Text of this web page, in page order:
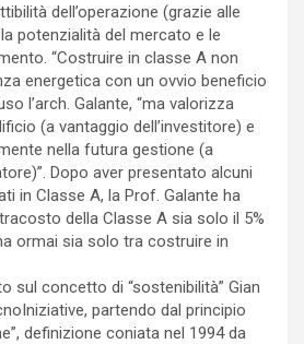
dell’operazione (grazie alle
potenzialità del mercato e le
“Costruire in classe A non
energetica con un ovvio beneficio
l’arch. Galante, “ma valorizza
(a vantaggio dell’investitore) e
nella futura gestione (a
Dopo aver presentato alcuni
in Classe A, la Prof. Galante ha
della Classe A sia solo il 5%
ormai sia solo tra costruire in
sul concetto di “sostenibilità” Gian
partendo dal principio
definizione coniata nel 1994 da